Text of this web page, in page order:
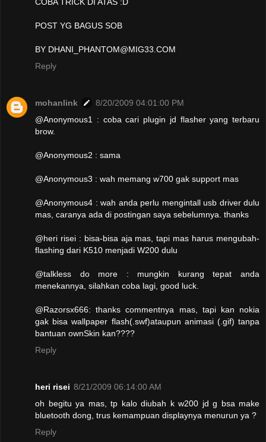
COBA TRICK DI ATAS :D
POST YG BAGUS SOB
BY DHANI_PHANTOM@MIG33.COM
Reply
mohanlink
8/20/2009 04:01:00 PM
@Anonymous1 : coba cari plugin jd flasher yang terbaru
brow.
@Anonymous2 : sama
@Anonymous3 : wah memang w700 gak support mas
@Anonymous4 : wah anda perlu mengintall usb driver dulu
mas, caranya ada di postingan saya sebelumnya. thanks
@heri risei : bisa-bisa aja mas, tapi mas harus mengubah-
flashing dari K510 menjadi W200 dulu
@talkless do more : mungkin kurang tepat anda
menekannya, silahkan coba lagi, good luck.
@Razorsx666: thanks commentnya mas, tapi kan nokia
gak bisa wallpaper flash(.swf)ataupun animasi (.gif) tanpa
bantuan ownSkin kan????
Reply
heri risei 8/21/2009 06:14:00 AM
oh begitu ya mas, tp kalo diubah k w200 jd g bsa make
bluetooth dong, trus kemampuan displaynya menurun ya ?
Reply